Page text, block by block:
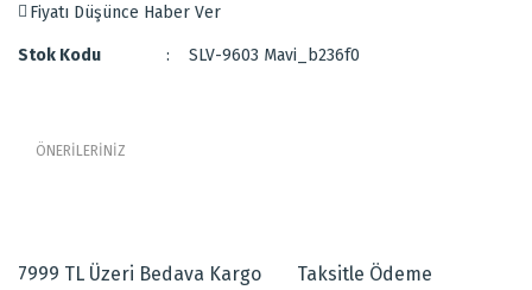
Fiyatı Düşünce Haber Ver
Stok Kodu SLV-9603 Mavi_b236f0
ÖNERİLERİNİZ
Zemini açık bebek mavisi, yıldız desenleri beyaz renk olan,
Görüş ve önerileriniz için teşekkür ederiz.
7999 TL Üzeri Bedava Kargo Taksitle Ödeme